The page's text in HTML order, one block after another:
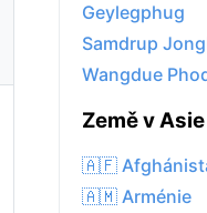
Geylegphug
Samdrup
Wangdue
Země v Asie
🇦🇫
🇦🇲 Arménie